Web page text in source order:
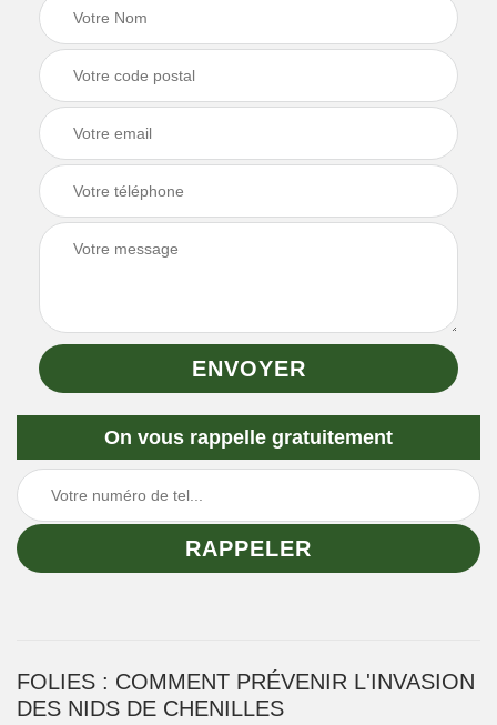
On vous rappelle gratuitement
FOLIES : COMMENT PRÉVENIR L'INVASION
DES NIDS DE CHENILLES